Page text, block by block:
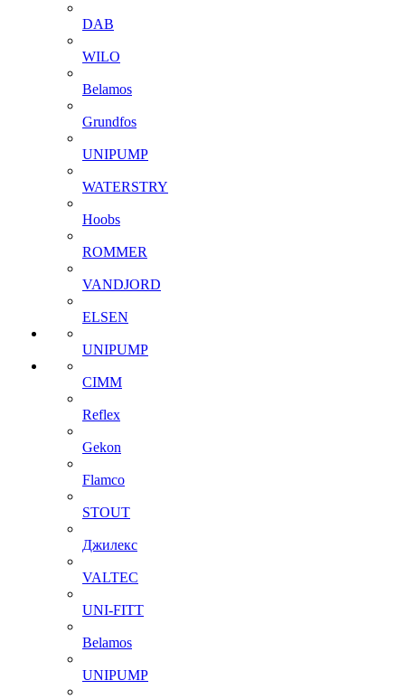
DAB
WILO
Belamos
Grundfos
UNIPUMP
WATERSTRY
Hoobs
ROMMER
VANDJORD
ELSEN
UNIPUMP
CIMM
Reflex
Gekon
Flamco
STOUT
Джилекс
VALTEC
UNI-FITT
Belamos
UNIPUMP